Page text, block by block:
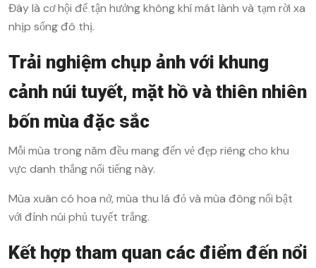
Đây là cơ hội để tận hưởng không khí mát lành và tạm rời xa
nhịp sống đô thị.
Trải nghiệm chụp ảnh với khung
cảnh núi tuyết, mặt hồ và thiên nhiên
bốn mùa đặc sắc
Mỗi mùa trong năm đều mang đến vẻ đẹp riêng cho khu
vực danh thắng nổi tiếng này.
Mùa xuân có hoa nở, mùa thu lá đỏ và mùa đông nổi bật
với đỉnh núi phủ tuyết trắng.
Kết hợp tham quan các điểm đến nổi